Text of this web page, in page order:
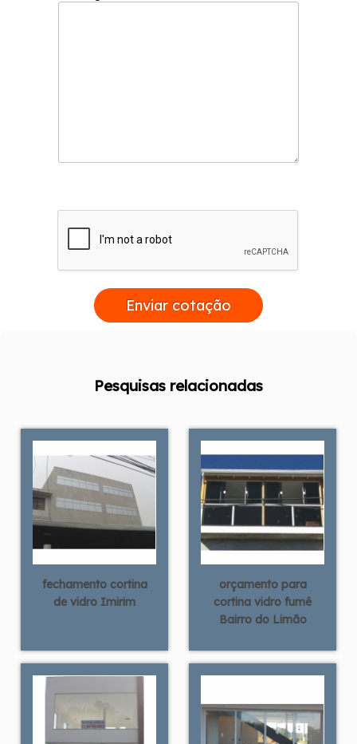
Enviar cotação
Pesquisas relacionadas
fechamento cortina
de vidro Imirim
orçamento para
cortina vidro fumê
Bairro do Limão